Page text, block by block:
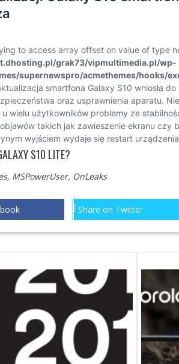
S10 LITE?
, MSPowerUser, OnLeaks
Share on Twitter